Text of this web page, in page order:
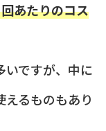
あたりのコス
いですが、中に
るものもあり